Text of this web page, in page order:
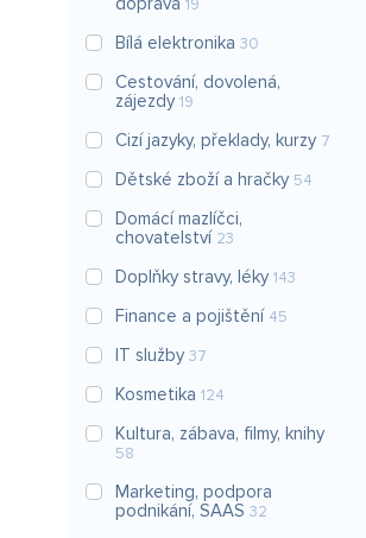
19
Bílá elektronika 30
Cestování, dovolená,
zájezdy 19
Cizí jazyky, překlady, kurzy 7
Dětské zboží a hračky 54
Domácí mazlíčci,
chovatelství 23
Doplňky stravy, léky 143
Finance a pojištění 45
IT služby 37
Kosmetika 124
Kultura, zábava, filmy, knihy
58
Marketing, podpora
podnikání, SAAS 32